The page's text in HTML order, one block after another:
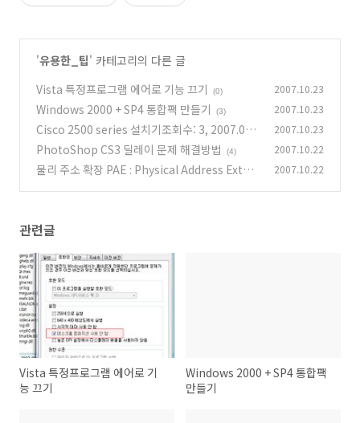
'유용한_팁' 카테고리의 다른 글
Vista 특정프로그램 에어로 기능 끄기
(0) 2007.10.23
Windows 2000 + SP4 통합팩 만들기 (3) 2007.10.23
Cisco 2500 series 설치기조회수: 3, 2007.09.
13 20:48:05
(1)
2007.10.23
PhotoShop CS3 딜레이 문제 해결방법 (4) 2007.10.22
물리 주소 확장 PAE : Physical Address Exten
2007.10.22
관련글
Vista 특정프로그램 에어로 기
능 끄기
Windows 2000 + SP4 통합팩
만들기